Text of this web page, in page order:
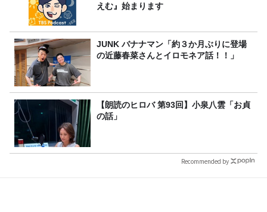
えむ』始まります
JUNK バナナマン「約３か月ぶりに登場
の近藤春菜さんとイロモネア話！！」
【朗読のヒロバ 第93回】小泉八雲「お貞
の話」
Recommended by